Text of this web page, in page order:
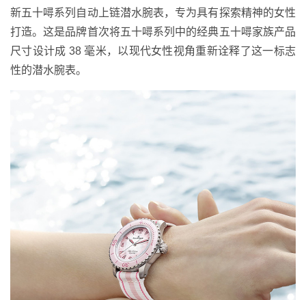
新五十噚系列自动上链潜水腕表，专为具有探索精神的女性
打造。这是品牌首次将五十噚系列中的经典五十噚家族产品
尺寸设计成 38 毫米，以现代女性视角重新诠释了这一标志
性的潜水腕表。